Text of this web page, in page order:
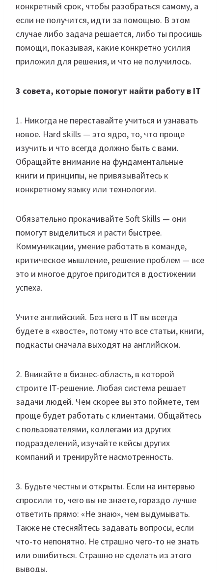
конкретный срок, чтобы разобраться самому, а
если не получится, идти за помощью. В этом
случае либо задача решается, либо ты просишь
помощи, показывая, какие конкретно усилия
приложил для решения, и что не получилось.
3 совета, которые помогут найти работу в IT
1. Никогда не переставайте учиться и узнавать
новое. Hard skills — это ядро, то, что проще
изучить и что всегда должно быть с вами.
Обращайте внимание на фундаментальные
книги и принципы, не привязывайтесь к
конкретному языку или технологии.
Обязательно прокачивайте Soft Skills — они
помогут выделиться и расти быстрее.
Коммуникации, умение работать в команде,
критическое мышление, решение проблем — все
это и многое другое пригодится в достижении
успеха.
Учите английский. Без него в IT вы всегда
будете в «хвосте», потому что все статьи, книги,
подкасты сначала выходят на английском.
2. Вникайте в бизнес-область, в которой
строите IT-решение. Любая система решает
задачи людей. Чем скорее вы это поймете, тем
проще будет работать с клиентами. Общайтесь
с пользователями, коллегами из других
подразделений, изучайте кейсы других
компаний и тренируйте насмотренность.
3. Будьте честны и открыты. Если на интервью
спросили то, чего вы не знаете, гораздо лучше
ответить прямо: «Не знаю», чем выдумывать.
Также не стесняйтесь задавать вопросы, если
что-то непонятно. Не страшно чего-то не знать
или ошибиться. Страшно не сделать из этого
выводы.